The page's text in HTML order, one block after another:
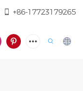
+86-17723179265
VIDEO